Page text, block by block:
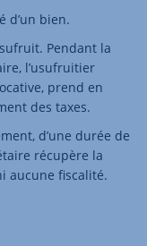
d’un bien.
Pendant la
l’usufruitier
prend en
des taxes.
d’une durée de
récupère la
aucune fiscalité.